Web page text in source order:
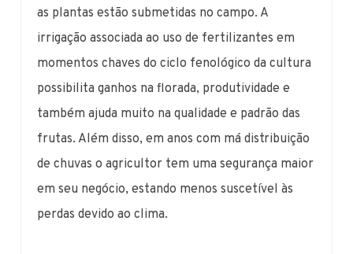
as plantas estão submetidas no campo. A
irrigação associada ao uso de fertilizantes em
momentos chaves do ciclo fenológico da cultura
possibilita ganhos na florada, produtividade e
também ajuda muito na qualidade e padrão das
frutas. Além disso, em anos com má distribuição
de chuvas o agricultor tem uma segurança maior
em seu negócio, estando menos suscetível às
perdas devido ao clima.